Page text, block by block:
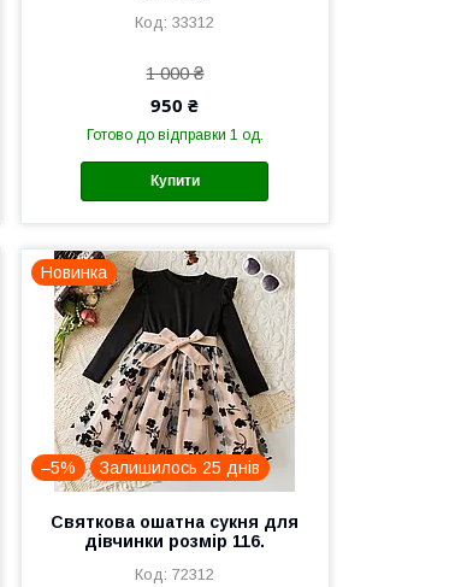
33312
1 000 ₴
950 ₴
Готово до відправки 1 од.
Купити
Новинка
–5% Залишилось 25 днів
Святкова ошатна сукня для
дівчинки розмір 116.
72312